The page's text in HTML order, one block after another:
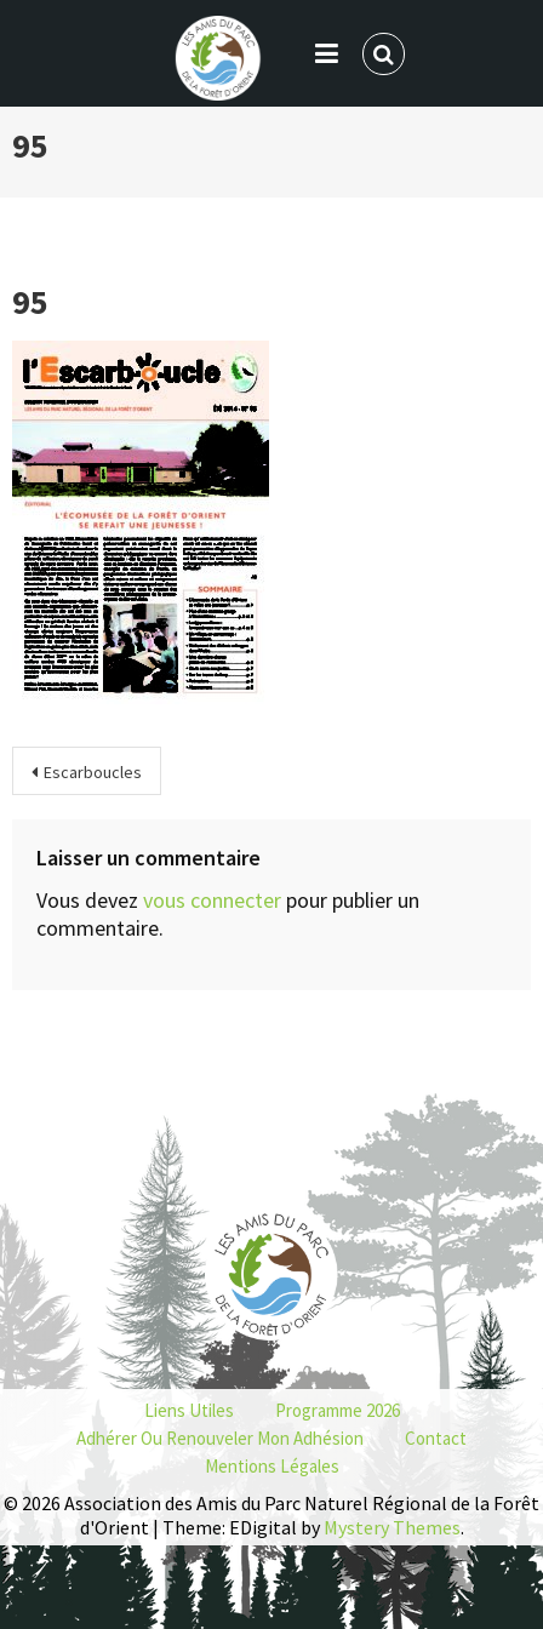
LES AMIS DU PARC DE LA FORÊT
95
95
Escarboucles
Laisser un commentaire
Vous devez vous connecter pour publier un
commentaire.
Liens Utiles
Programme 2026
Adhérer Ou Renouveler Mon Adhésion
Contact
Mentions Légales
© 2026 Association des Amis du Parc Naturel Régional de la Forêt
d'Orient | Theme: EDigital byMystery Themes.